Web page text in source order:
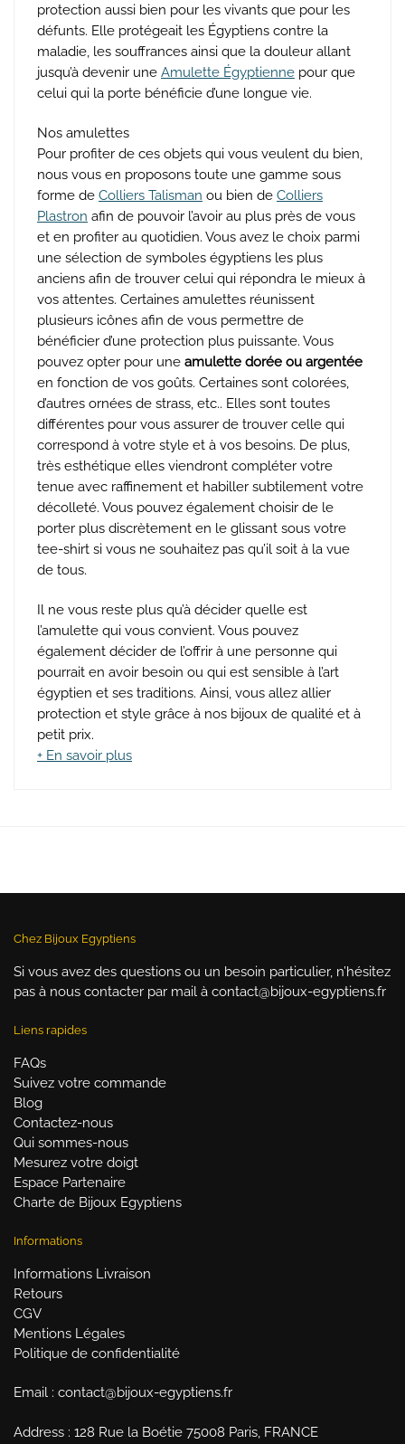
protection aussi bien pour les vivants que pour les
défunts. Elle protégeait les Égyptiens contre la
maladie, les souffrances ainsi que la douleur allant
jusqu’à devenir une Amulette Égyptienne pour que
celui qui la porte bénéficie d’une longue vie.
Nos amulettes
Pour profiter de ces objets qui vous veulent du bien,
nous vous en proposons toute une gamme sous
forme de Colliers Talisman ou bien de Colliers
Plastron afin de pouvoir l’avoir au plus près de vous
et en profiter au quotidien. Vous avez le choix parmi
une sélection de symboles égyptiens les plus
anciens afin de trouver celui qui répondra le mieux à
vos attentes. Certaines amulettes réunissent
plusieurs icônes afin de vous permettre de
bénéficier d’une protection plus puissante. Vous
pouvez opter pour une amulette dorée ou argentée
en fonction de vos goûts. Certaines sont colorées,
d’autres ornées de strass, etc.. Elles sont toutes
différentes pour vous assurer de trouver celle qui
correspond à votre style et à vos besoins. De plus,
très esthétique elles viendront compléter votre
tenue avec raffinement et habiller subtilement votre
décolleté. Vous pouvez également choisir de le
porter plus discrètement en le glissant sous votre
tee-shirt si vous ne souhaitez pas qu’il soit à la vue
de tous.
Il ne vous reste plus qu’à décider quelle est
l’amulette qui vous convient. Vous pouvez
également décider de l’offrir à une personne qui
pourrait en avoir besoin ou qui est sensible à l’art
égyptien et ses traditions. Ainsi, vous allez allier
protection et style grâce à nos bijoux de qualité et à
petit prix.
+ En savoir plus
Chez Bijoux Egyptiens
Si vous avez des questions ou un besoin particulier, n’hésitez
pas à nous contacter par mail à contact@bijoux-egyptiens.fr
Liens rapides
FAQs
Suivez votre commande
Blog
Contactez-nous
Qui sommes-nous
Mesurez votre doigt
Espace Partenaire
Charte de Bijoux Egyptiens
Informations
Informations Livraison
Retours
CGV
Mentions Légales
Politique de confidentialité
Email : contact@bijoux-egyptiens.fr
Address : 128 Rue la Boétie 75008 Paris, FRANCE